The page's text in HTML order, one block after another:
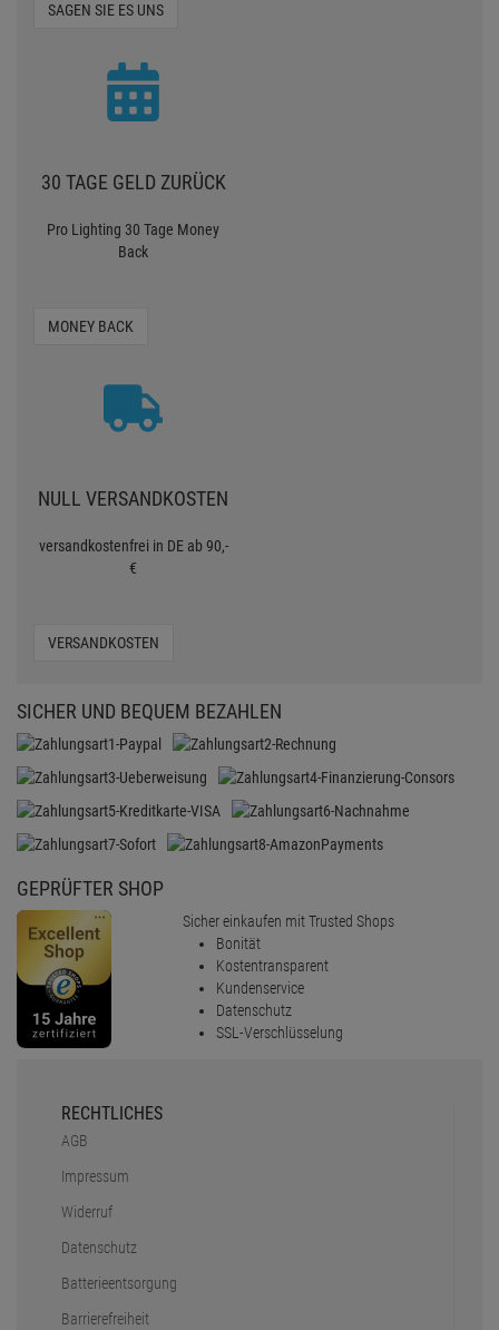
SAGEN SIE ES UNS
30 TAGE GELD ZURÜCK
Pro Lighting 30 Tage Money
Back
MONEY BACK
NULL VERSANDKOSTEN
versandkostenfrei in DE ab 90,-
€
VERSANDKOSTEN
SICHER UND BEQUEM BEZAHLEN
GEPRÜFTER SHOP
Sicher einkaufen mit Trusted Shops
Bonität
Kostentransparent
Kundenservice
Datenschutz
SSL-Verschlüsselung
RECHTLICHES
AGB
Impressum
Widerruf
Datenschutz
Batterieentsorgung
Barrierefreiheit